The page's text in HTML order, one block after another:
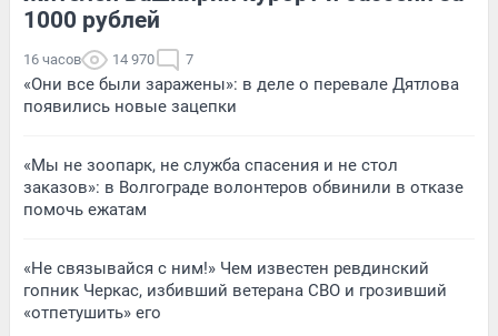
1000 рублей
16 часов 14 970 7
«Они все были заражены»: в деле о перевале Дятлова
появились новые зацепки
«Мы не зоопарк, не служба спасения и не стол
заказов»: в Волгограде волонтеров обвинили в отказе
помочь ежатам
«Не связывайся с ним!» Чем известен ревдинский
гопник Черкас, избивший ветерана СВО и грозивший
«отпетушить» его